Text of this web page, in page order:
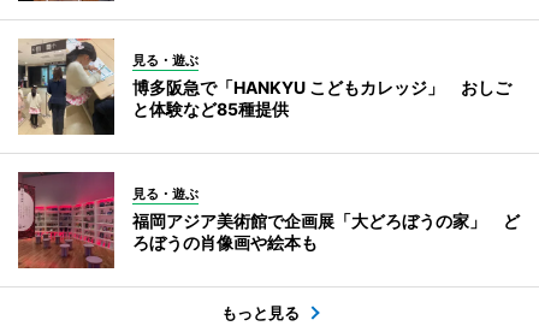
見る・遊ぶ
博多阪急で「HANKYU こどもカレッジ」 おしご
と体験など85種提供
見る・遊ぶ
福岡アジア美術館で企画展「大どろぼうの家」 ど
ろぼうの肖像画や絵本も
もっと見る